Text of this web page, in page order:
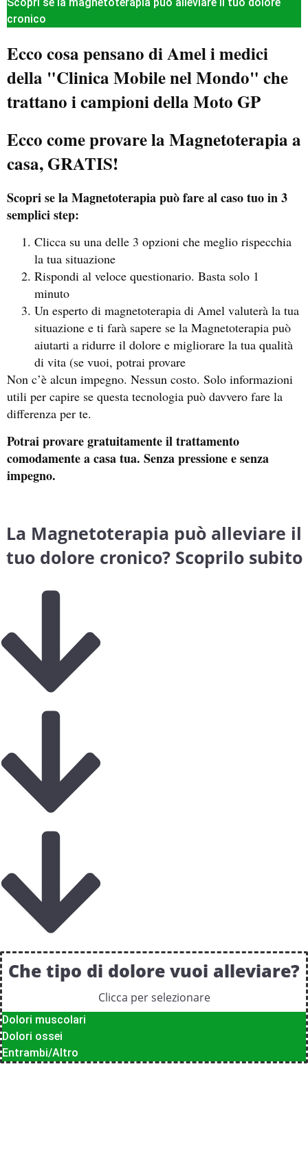
cronico
Ecco cosa pensano di Amel i medici
della "Clinica Mobile nel Mondo" che
trattano i campioni della Moto GP
Ecco come provare la Magnetoterapia a
casa, GRATIS!
Scopri se la Magnetoterapia può fare al caso tuo in 3
semplici step:
Clicca su una delle 3 opzioni che meglio rispecchia
la tua situazione
Rispondi al veloce questionario. Basta solo 1
minuto
Un esperto di magnetoterapia di Amel valuterà la tua
situazione e ti farà sapere se la Magnetoterapia può
aiutarti a ridurre il dolore e migliorare la tua qualità
di vita (se vuoi, potrai provare
Non c’è alcun impegno. Nessun costo. Solo informazioni
utili per capire se questa tecnologia può davvero fare la
differenza per te.
Potrai provare gratuitamente il trattamento
comodamente a casa tua. Senza pressione e senza
impegno.
La Magnetoterapia può alleviare il
tuo dolore cronico? Scoprilo subito
Che tipo di dolore vuoi alleviare?
Clicca per selezionare
Dolori muscolari
Dolori ossei
Entrambi/Altro